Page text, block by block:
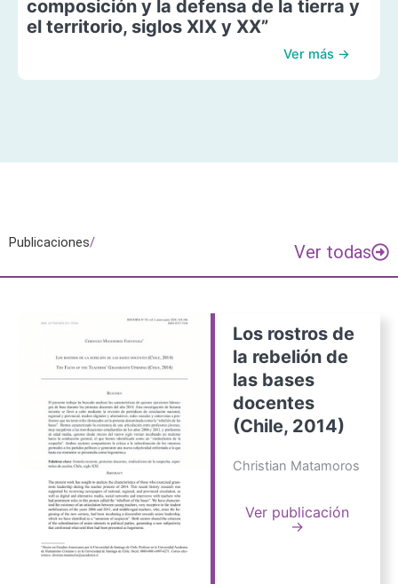
composición y la defensa de la tierra y
el territorio, siglos XIX y XX”
Ver más →
Publicaciones/ Ver todas
Los rostros de
la rebelión de
las bases
docentes
(Chile, 2014)
Christian Matamoros
Ver publicación
→